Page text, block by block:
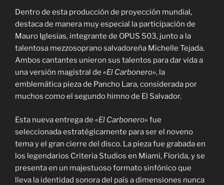
Dentro de esta producción de proyección mundial,
destaca de manera muy especial la participación de
Mauro Iglesias, integrante de OPUS 503, junto a la
talentosa mezzosoprano salvadoreña Michelle Tejada.
Ambos cantantes unieron sus talentos para dar vida a
una versión magistral de «El Carbonero», la
emblemática pieza de Pancho Lara, considerada por
muchos como el segundo himno de El Salvador.
Esta nueva entrega de «El Carbonero» fue
seleccionada estratégicamente para ser el noveno
tema y el gran cierre del disco. La pieza fue grabada en
los legendarios Criteria Studios en Miami, Florida, y se
presenta en un majestuoso formato sinfónico que
lleva la identidad sonora del país a dimensiones nunca